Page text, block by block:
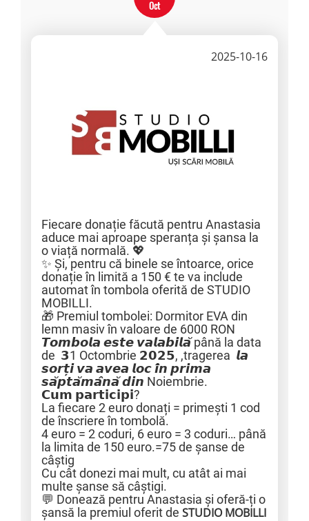
Oct
2025-10-16
Fiecare donație făcută pentru Anastasia
aduce mai aproape speranța și șansa la
o viață normală. 💖
✨ Și, pentru că binele se întoarce, orice
donație în limită a 150 € te va include
automat în tombola oferită de STUDIO
MOBILLI.
🎁 Premiul tombolei: Dormitor EVA din
lemn masiv în valoare de 6000 RON
𝙏𝙤𝙢𝙗𝙤𝙡𝙖 𝙚𝙨𝙩𝙚 𝙫𝙖𝙡𝙖𝙗𝙞𝙡𝙖̆ până la data
de 𝟯1 Octombrie 𝟮𝟬𝟮𝟱, ,tragerea 𝙡𝙖
𝙨𝙤𝙧𝙩̦𝙞 𝙫𝙖 𝙖𝙫𝙚𝙖 𝙡𝙤𝙘 𝙞̂𝙣 𝙥𝙧𝙞𝙢𝙖
𝙨𝙖̆𝙥𝙩𝙖̆𝙢𝙖̂𝙣𝙖̆ 𝙙𝙞𝙣 Noiembrie.
𝗖𝘂𝗺 𝗽𝗮𝗿𝘁𝗶𝗰𝗶𝗽𝗶?
La fiecare 2 euro donați = primești 1 cod
de înscriere în tombolă.
4 euro = 2 coduri, 6 euro = 3 coduri… până
la limita de 150 euro.=75 de șanse de
câștig
Cu cât donezi mai mult, cu atât ai mai
multe șanse să câștigi.
💬 Donează pentru Anastasia și oferă-ți o
șansă la premiul oferit de STUDIO MOBILLI